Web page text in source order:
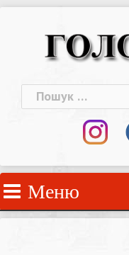
Пошук:
Меню